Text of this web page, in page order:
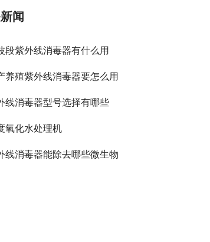
闻
段紫外线消毒器有什么用
养殖紫外线消毒器要怎么用
线消毒器型号选择有哪些
氧化水处理机
线消毒器能除去哪些微生物